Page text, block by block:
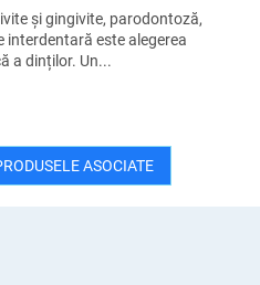
și gingivite, parodontoză,
interdentară este alegerea
a dinților. Un...
ASOCIATE